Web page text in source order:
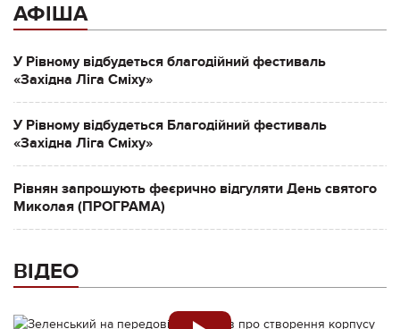
АФІША
У Рівному відбудеться благодійний фестиваль
«Західна Ліга Сміху»
У Рівному відбудеться Благодійний фестиваль
«Західна Ліга Сміху»
Рівнян запрошують феєрично відгуляти День святого
Миколая (ПРОГРАМА)
ВІДЕО